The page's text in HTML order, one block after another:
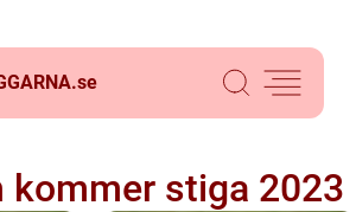
se
kommer stiga 2023